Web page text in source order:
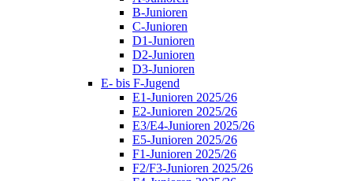
B-Junioren
C-Junioren
D1-Junioren
D2-Junioren
D3-Junioren
E- bis F-Jugend
E1-Junioren 2025/26
E2-Junioren 2025/26
E3/E4-Junioren 2025/26
E5-Junioren 2025/26
F1-Junioren 2025/26
F2/F3-Junioren 2025/26